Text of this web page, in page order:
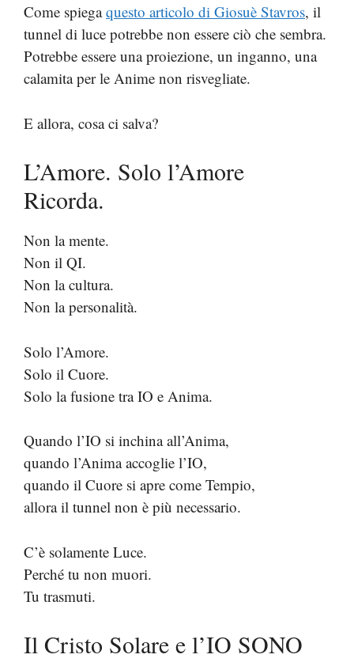
Come spiegaquesto articolo di Giosuè Stavros, il
tunnel di luce potrebbe non essere ciò che sembra.
Potrebbe essere una proiezione, un inganno, una
calamita per le Anime non risvegliate.
E allora, cosa ci salva?
L’Amore. Solo l’Amore
Ricorda.
Non la mente.
Non il QI.
Non la cultura.
Non la personalità.
Solo l’Amore.
Solo il Cuore.
Solo la fusione tra IO e Anima.
Quando l’IO si inchina all’Anima,
quando l’Anima accoglie l’IO,
quando il Cuore si apre come Tempio,
allora il tunnel non è più necessario.
C’è solamente Luce.
Perché tu non muori.
Tu trasmuti.
Il Cristo Solare e l’IO SONO